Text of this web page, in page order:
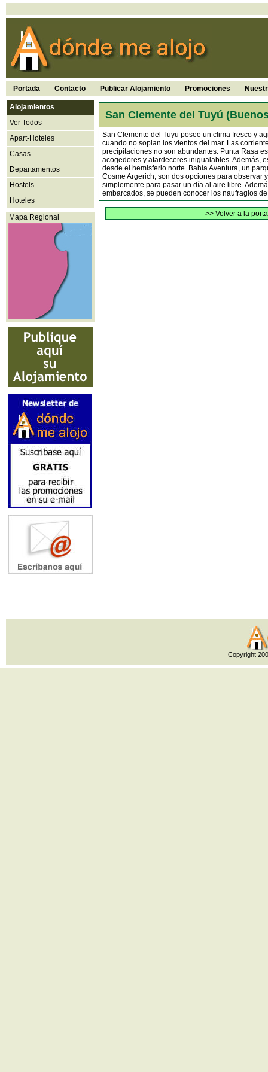
Portada Contacto Publicar Alojamiento Promociones
Alojamientos
Ver Todos
Apart-Hoteles
Casas
Departamentos
Hostels
Hoteles
Mapa Regional
San Clemente del Tuyú
San Clemente del Tuyu posee un clima fresco y
cuando no soplan los vientos del mar. Las
precipitaciones no son abundantes. Punta Rasa
acogedores y atardeceres inigualables. Además,
desde el hemisferio norte. Bahía Aventura, un
Cosme Argerich, son dos opciones para observar
simplemente para pasar un día al aire libre.
embarcados, se pueden conocer los naufragios
>> Volver a la
Copyright